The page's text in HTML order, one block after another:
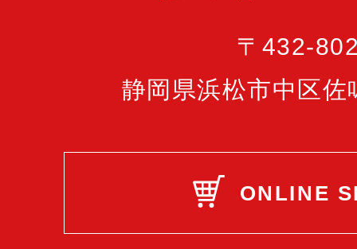
〒432-
静岡県浜松市中区
ONLINE